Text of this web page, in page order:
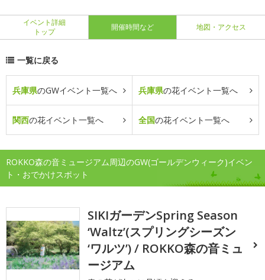
イベント詳細
トップ
開催時間など 地図・アクセス
一覧に戻る
兵庫県のGWイベント一覧へ 兵庫県の花イベント一覧へ
関西の花イベント一覧へ 全国の花イベント一覧へ
ROKKO森の音ミュージアム周辺のGW(ゴールデンウィーク)イベン
ト・おでかけスポット
SIKIガーデンSpring Season
‘Waltz’(スプリングシーズン
‘ワルツ’) / ROKKO森の音ミュ
ージアム